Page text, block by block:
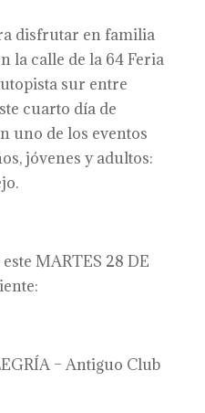
disfrutar en familia
la calle de la 64 Feria
sur entre
cuarto día de
uno de los eventos
jóvenes y adultos:
MARTES 28 DE
– Antiguo Club